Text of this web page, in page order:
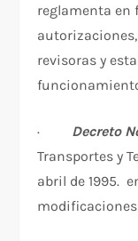
reglamenta en
revisoras y
· Decreto
Transportes y
abril de 1995.